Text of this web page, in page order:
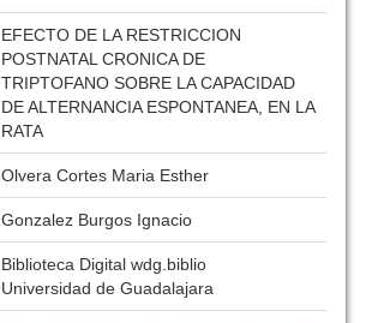
EFECTO DE LA RESTRICCION
POSTNATAL CRONICA DE
TRIPTOFANO SOBRE LA CAPACIDAD
DE ALTERNANCIA ESPONTANEA, EN LA
RATA
Olvera Cortes Maria Esther
Gonzalez Burgos Ignacio
Biblioteca Digital wdg.biblio
Universidad de Guadalajara